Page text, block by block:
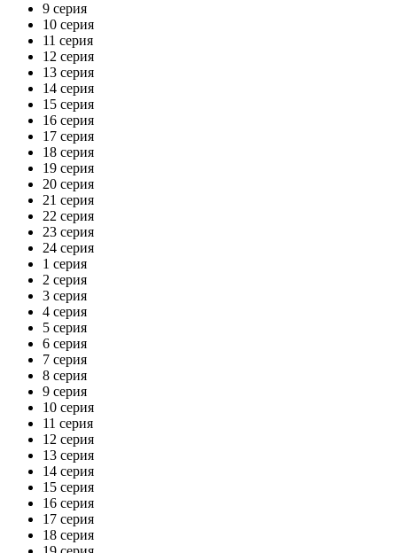
9 серия
10 серия
11 серия
12 серия
13 серия
14 серия
15 серия
16 серия
17 серия
18 серия
19 серия
20 серия
21 серия
22 серия
23 серия
24 серия
1 серия
2 серия
3 серия
4 серия
5 серия
6 серия
7 серия
8 серия
9 серия
10 серия
11 серия
12 серия
13 серия
14 серия
15 серия
16 серия
17 серия
18 серия